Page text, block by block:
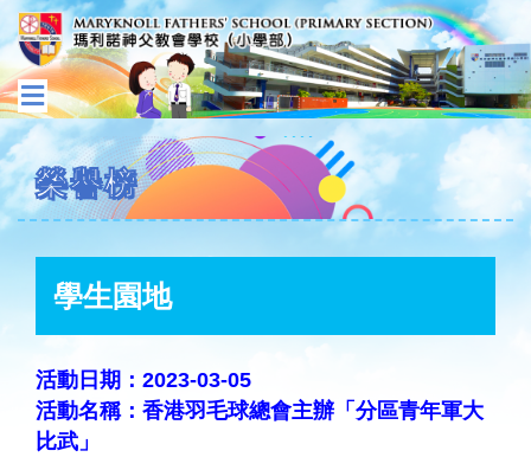
榮譽榜
學生園地
活動日期：2023-03-05
活動名稱：香港羽毛球總會主辦「分區青年軍大
比武」